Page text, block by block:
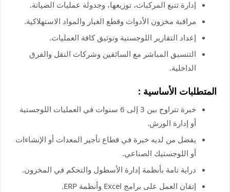
إدارة تتبع المركبات، توزيعها، وجدولة عمليات الصيانة.
مراقبة مخزون الأدوات وقطع الغيار والمواد الاستهلاكية.
إعداد التقارير اللوجستية وتوثيق كافة العمليات.
التنسيق المباشر مع السائقين وشركات النقل والفرق
الداخلية.
المتطلبات الأساسية :
خبرة تتراوح بين 3 إلى 6 سنوات في العمليات اللوجستية
أو إدارة الورش.
يفضل من لديه خبرة في قطاع تأجير المعدات أو الإنشاءات
أو اللوجستيك الصناعي.
دراية تامة بأنظمة إدارة الأسطول والتحكم في المخزون.
إتقان العمل على برامج Excel وأنظمة ERP.